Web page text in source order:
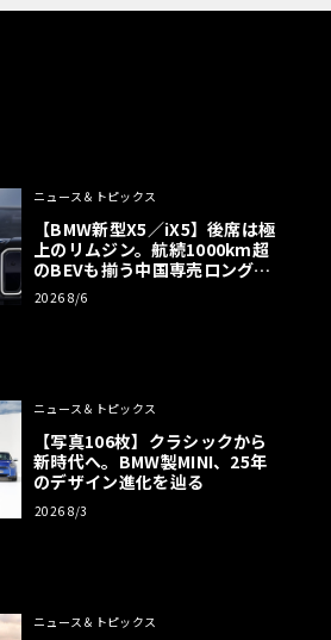
ニュース＆トピックス
【BMW新型X5／iX5】後席は極
上のリムジン。航続1000km超
のBEVも揃う中国専売ロング仕
様の全貌
2026 8/6
ニュース＆トピックス
【写真106枚】クラシックから
新時代へ。BMW製MINI、25年
のデザイン進化を辿る
2026 8/3
ニュース＆トピックス